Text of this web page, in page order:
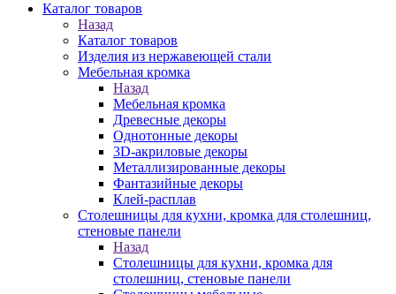
Каталог товаров
Назад
Каталог товаров
Изделия из нержавеющей стали
Мебельная кромка
Назад
Мебельная кромка
Древесные декоры
Однотонные декоры
3D-акриловые декоры
Металлизированные декоры
Фантазийные декоры
Клей-расплав
Столешницы для кухни, кромка для столешниц,
стеновые панели
Назад
Столешницы для кухни, кромка для
столешниц, стеновые панели